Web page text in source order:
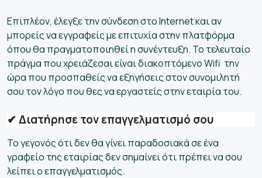
Επιπλέον, έλεγξε την σύνδεση στο Internet και αν
μπορείς να εγγραφείς με επιτυχία στην πλατφόρμα
όπου θα πραγματοποιηθεί η συνέντευξη. Το τελευταίο
πράγμα που χρειάζεσαι είναι διακοπτόμενο Wifi την
ώρα που προσπαθείς να εξηγήσεις στον συνομιλητή
σου τον λόγο που θες να εργαστείς στην εταιρία του.
✔ Διατήρησε τον επαγγελματισμό σου
Το γεγονός ότι δεν θα γίνει παραδοσιακά σε ένα
γραφείο της εταιρίας δεν σημαίνει ότι πρέπει να σου
λείπει ο επαγγελματισμός.